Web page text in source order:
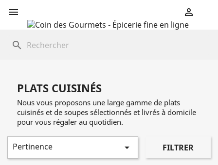
 
search
PLATS CUISINÉS
Nous vous proposons une large gamme de plats
cuisinés et de soupes sélectionnés et livrés à domicile
pour vous régaler au quotidien.
Pertinence  FILTRER